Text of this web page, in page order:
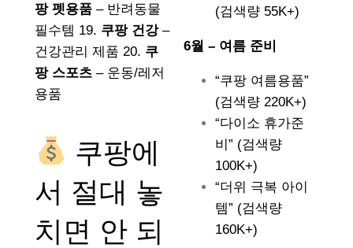
팡 펫용품 – 반려동물
필수템 19. 쿠팡 건강–
건강관리 제품 20. 쿠
팡 스포츠 – 운동/레저
용품
쿠팡에
서 절대 놓
치면 안 되
(검색량 55K+)
6월 – 여름 준비
“쿠팡 여름용품”
(검색량 220K+)
“다이소 휴가준
비” (검색량
100K+)
“더위 극복 아이
템” (검색량
160K+)